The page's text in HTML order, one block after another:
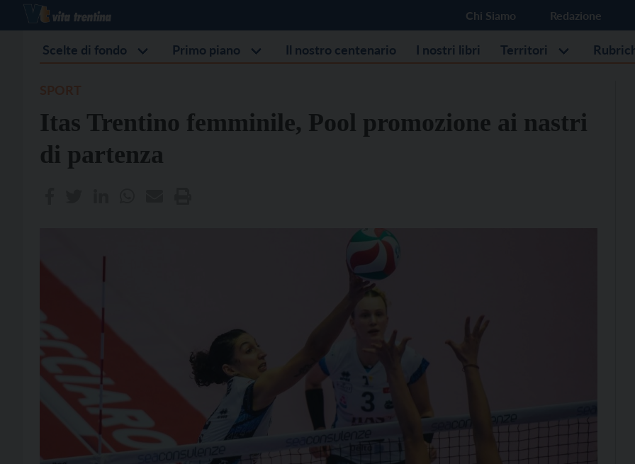
Chi Siamo Redazione
Scelte di fondo Primo piano Il nostro centenario I nostri libri Territori
Itas Trentino femminile, Pool promozione ai nastri
di partenza